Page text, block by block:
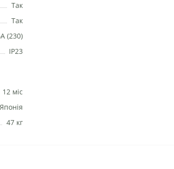
Так
Так
(230)
IP23
12 міс
Японія
47 кг